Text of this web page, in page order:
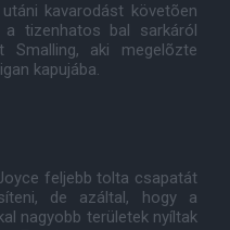
kavarodást követõen
tizenhatos bal sarkáról
Smalling, aki megelõzte
kapujába.
feljebb tolta csapatát
de azáltal, hogy a
nagyobb területek nyíltak